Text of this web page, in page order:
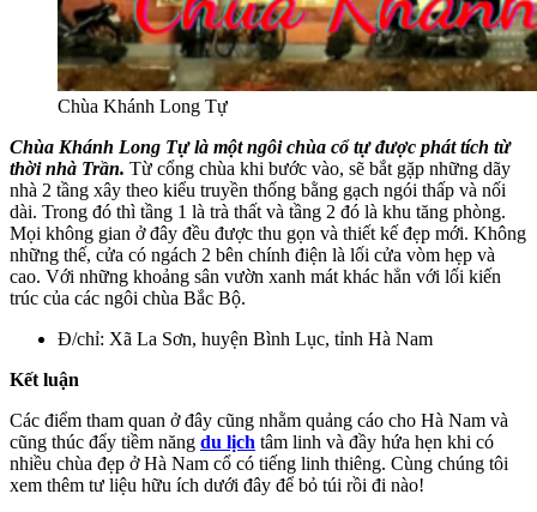
Chùa Khánh Long Tự
Chùa Khánh Long Tự là một ngôi chùa cổ tự được phát tích từ
thời nhà Trần. Từ cổng chùa khi bước vào, sẽ bắt gặp những dãy
nhà 2 tầng xây theo kiểu truyền thống bằng gạch ngói thấp và nối
dài. Trong đó thì tầng 1 là trà thất và tầng 2 đó là khu tăng phòng.
Mọi không gian ở đây đều được thu gọn và thiết kế đẹp mới. Không
những thế, cửa có ngách 2 bên chính điện là lối cửa vòm hẹp và
cao. Với những khoảng sân vườn xanh mát khác hẳn với lối kiến
trúc của các ngôi chùa Bắc Bộ.
Đ/chỉ: Xã La Sơn, huyện Bình Lục, tỉnh Hà Nam
Kết luận
Các điểm tham quan ở đây cũng nhằm quảng cáo cho Hà Nam và
cũng thúc đẩy tiềm năng du lịch tâm linh và đầy hứa hẹn khi có
nhiều chùa đẹp ở Hà Nam cổ có tiếng linh thiêng. Cùng chúng tôi
xem thêm tư liệu hữu ích dưới đây để bỏ túi rồi đi nào!